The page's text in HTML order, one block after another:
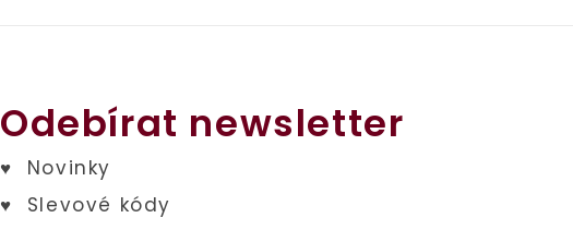
Odebírat newsletter